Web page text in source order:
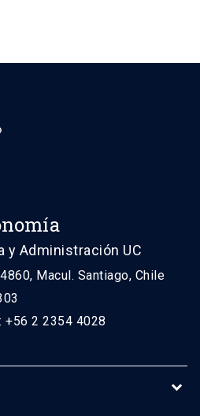
y Administración UC
Macul. Santiago, Chile
+56 2 2354 4028